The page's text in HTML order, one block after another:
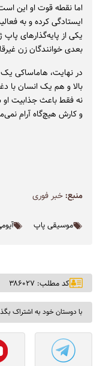
اما نقطه قوت او این
ایستادگی کرده و به
یکی از پایه‌گذارهای
بعدی خوانندگان زن
در نهایت، هاماساکی
بالا و هم یک انسان
نه فقط باعث جذابیت
و کارش هیچ‌گاه آرام
منبع:خبر فوری
موسیقی پاپ
کد مطلب: ۳۸۶۰۲۷
با دوستان خود به اشتراک